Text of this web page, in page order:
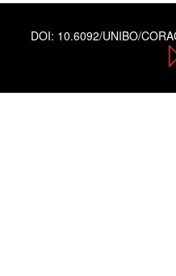
DOI: 10.6092/UNIBO/